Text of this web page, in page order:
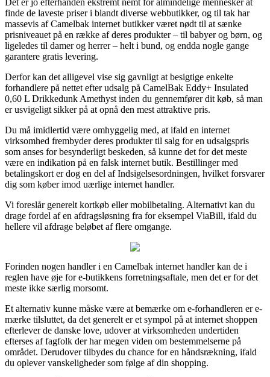
finde de laveste priser i blandt diverse webbutikker, og til tak har
massevis af Camelbak internet butikker været nødt til at sænke
prisniveauet på en række af deres produkter – til babyer og børn, og
ligeledes til damer og herrer – helt i bund, og endda nogle gange
garantere gratis levering.
Derfor kan det alligevel vise sig gavnligt at besigtige enkelte
forhandlere på nettet efter udsalg på CamelBak Eddy+ Insulated
0,60 L Drikkedunk Amethyst inden du gennemfører dit køb, så man
er usvigeligt sikker på at opnå den mest attraktive pris.
Du må imidlertid være omhyggelig med, at ifald en internet
virksomhed frembyder deres produkter til salg for en udsalgspris
som anses for besynderligt beskeden, så kunne det for det meste
være en indikation på en falsk internet butik. Bestillinger med
betalingskort er dog en del af Indsigelsesordningen, hvilket forsvarer
dig som køber imod uærlige internet handler.
Vi foreslår generelt kortkøb eller mobilbetaling. Alternativt kan du
drage fordel af en afdragsløsning fra for eksempel ViaBill, ifald du
hellere vil afdrage beløbet af flere omgange.
Forinden nogen handler i en Camelbak internet handler kan de i
reglen have øje for e-butikkens forretningsaftale, men det er for det
meste ikke særlig morsomt.
Et alternativ kunne måske være at bemærke om e-forhandleren er e-
mærke tilsluttet, da det generelt er et sympol på at internet shoppen
efterlever de danske love, udover at virksomheden undertiden
efterses af fagfolk der har megen viden om bestemmelserne på
området. Derudover tilbydes du chance for en håndsrækning, ifald
du oplever vanskeligheder som følge af din shopping.